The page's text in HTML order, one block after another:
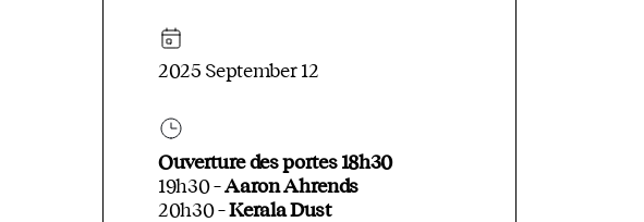
2025 September 12
Ouverture des portes 18h30
19h30 –Aaron Ahrends
20h30 –Kerala Dust